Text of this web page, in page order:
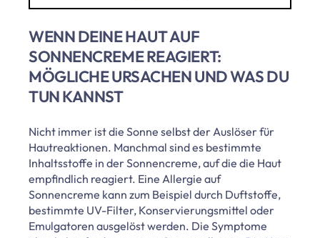
WENN DEINE HAUT AUF
SONNENCREME REAGIERT:
MÖGLICHE URSACHEN UND WAS DU
TUN KANNST
Nicht immer ist die Sonne selbst der Auslöser für
Hautreaktionen. Manchmal sind es bestimmte
Inhaltsstoffe in der Sonnencreme, auf die die Haut
empfindlich reagiert. Eine Allergie auf
Sonnencreme kann zum Beispiel durch Duftstoffe,
bestimmte UV-Filter, Konservierungsmittel oder
Emulgatoren ausgelöst werden. Die Symptome